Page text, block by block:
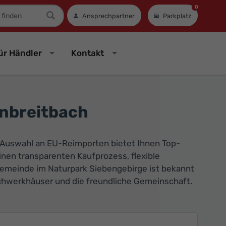
Ansprechpartner Parkplatz
0
Händler Kontakt
an EU-Reimporten bietet Ihnen Top-
transparenten Kaufprozess, flexible
im Naturpark Siebengebirge ist bekannt
und die freundliche Gemeinschaft.